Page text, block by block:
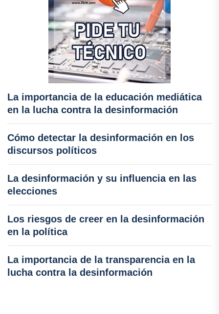
La importancia de la educación mediática
en la lucha contra la desinformación
Cómo detectar la desinformación en los
discursos políticos
La desinformación y su influencia en las
elecciones
Los riesgos de creer en la desinformación
en la política
La importancia de la transparencia en la
lucha contra la desinformación